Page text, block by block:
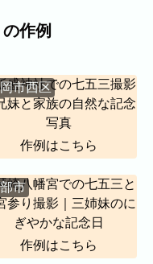
知っていただけ
制作を行っています。
載。
した。
の作例
市西区
作例はこちら
市
作例はこちら